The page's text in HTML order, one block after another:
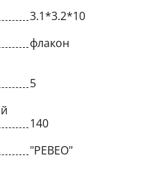
3.1*3.2*10
флакон
5
140
"PEBEO"